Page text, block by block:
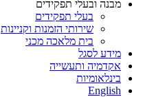
מבנה ובעלי תפקידים
בעלי תפקידים
שירותי הזמנות וקניינות
בית מלאכה מכני
מידע לסגל
אקדמיה ותעשייה
בינלאומיות
English